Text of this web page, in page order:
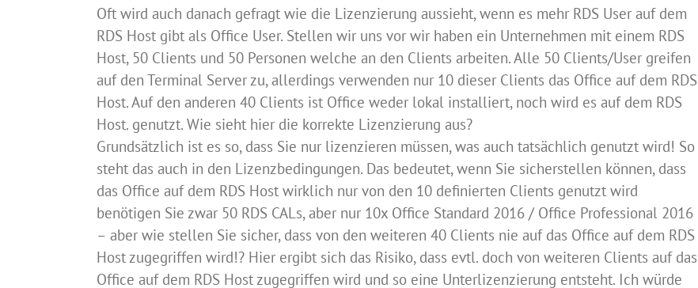
Oft wird auch danach gefragt wie die Lizenzierung aussieht, wenn es mehr RDS User auf dem
RDS Host gibt als Office User. Stellen wir uns vor wir haben ein Unternehmen mit einem RDS
Host, 50 Clients und 50 Personen welche an den Clients arbeiten. Alle 50 Clients/User greifen
auf den Terminal Server zu, allerdings verwenden nur 10 dieser Clients das Office auf dem RDS
Host. Auf den anderen 40 Clients ist Office weder lokal installiert, noch wird es auf dem RDS
Host. genutzt. Wie sieht hier die korrekte Lizenzierung aus?
Grundsätzlich ist es so, dass Sie nur lizenzieren müssen, was auch tatsächlich genutzt wird! So
steht das auch in den Lizenzbedingungen. Das bedeutet, wenn Sie sicherstellen können, dass
das Office auf dem RDS Host wirklich nur von den 10 definierten Clients genutzt wird
benötigen Sie zwar 50 RDS CALs, aber nur 10x Office Standard 2016 / Office Professional 2016
– aber wie stellen Sie sicher, dass von den weiteren 40 Clients nie auf das Office auf dem RDS
Host zugegriffen wird!? Hier ergibt sich das Risiko, dass evtl. doch von weiteren Clients auf das
Office auf dem RDS Host zugegriffen wird und so eine Unterlizenzierung entsteht. Ich würde